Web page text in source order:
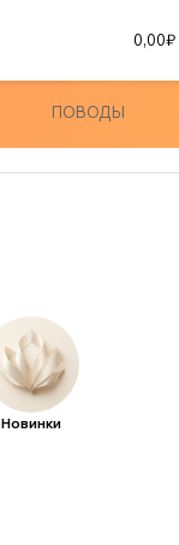
0,00₽
ПОВОДЫ
Новинки